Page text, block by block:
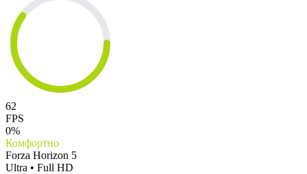
62
FPS
0%
Комфортно
Forza Horizon 5
Ultra • Full HD